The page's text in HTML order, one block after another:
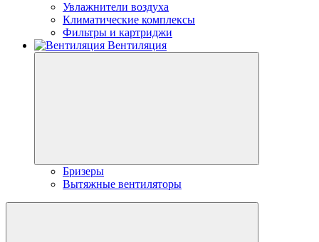
Увлажнители воздуха
Климатические комплексы
Фильтры и картриджи
Вентиляция
Бризеры
Вытяжные вентиляторы